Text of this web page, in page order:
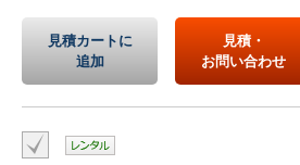
見積カートに
追加
見積・
お問い合わせ